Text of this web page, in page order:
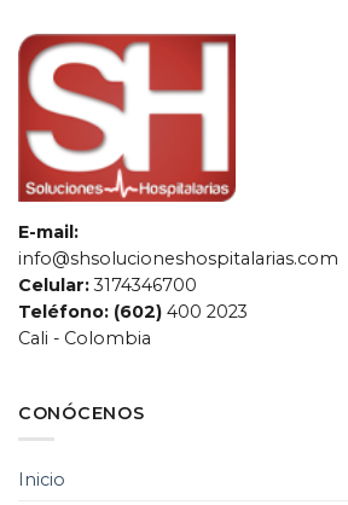
E-mail:
info@shsolucioneshospitalarias.com
Celular:3174346700
Teléfono: (602) 400 2023
Cali - Colombia
CONÓCENOS
Inicio